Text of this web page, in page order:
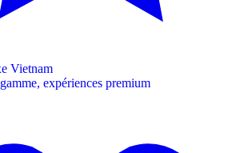
Vietnam
expériences premium